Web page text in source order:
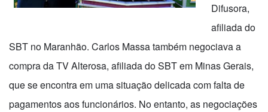
Difusora,
afiliada do
SBT no Maranhão. Carlos Massa também negociava a
compra da TV Alterosa, afiliada do SBT em Minas Gerais,
que se encontra em uma situação delicada com falta de
pagamentos aos funcionários. No entanto, as negociações